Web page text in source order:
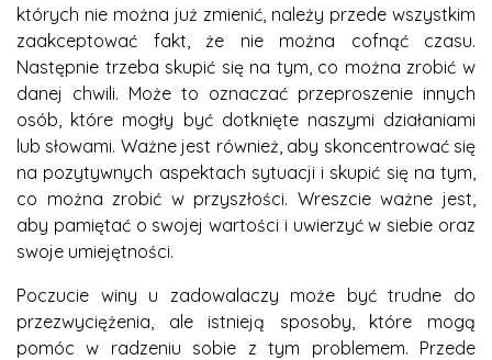
których nie można już zmienić, należy przede wszystkim
zaakceptować fakt, że nie można cofnąć czasu.
Następnie trzeba skupić się na tym, co można zrobić w
danej chwili. Może to oznaczać przeproszenie innych
osób, które mogły być dotknięte naszymi działaniami
lub słowami. Ważne jest również, aby skoncentrować się
na pozytywnych aspektach sytuacji i skupić się na tym,
co można zrobić w przyszłości. Wreszcie ważne jest,
aby pamiętać o swojej wartości i uwierzyć w siebie oraz
swoje umiejętności.
Poczucie winy u zadowalaczy może być trudne do
przezwyciężenia, ale istnieją sposoby, które mogą
pomóc w radzeniu sobie z tym problemem. Przede